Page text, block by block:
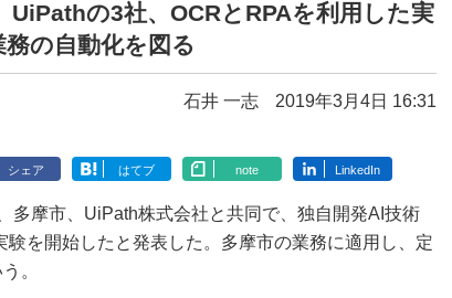
UiPathの3社、OCRとRPAを利用した実
の自動化を図る
石井 一志 2019年3月4日 16:31
シェア はてブ note LinkedIn
摩市、UiPath株式会社と共同で、独自開発AI技術
験を開始したと発表した。多摩市の業務に適用し、定
。